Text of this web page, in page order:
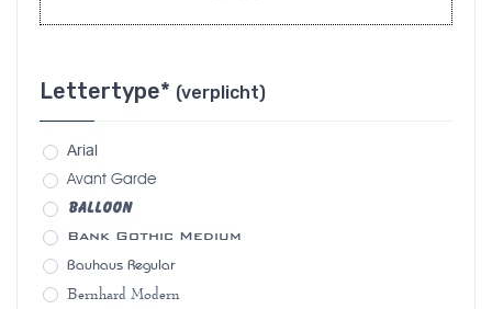
Lettertype* (verplicht)
Arial
Avant Garde
Balloon
Bank Gothic Medium
Bauhaus Regular
Bernhard Modern